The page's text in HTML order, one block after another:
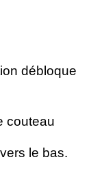
débloque
couteau
le bas.